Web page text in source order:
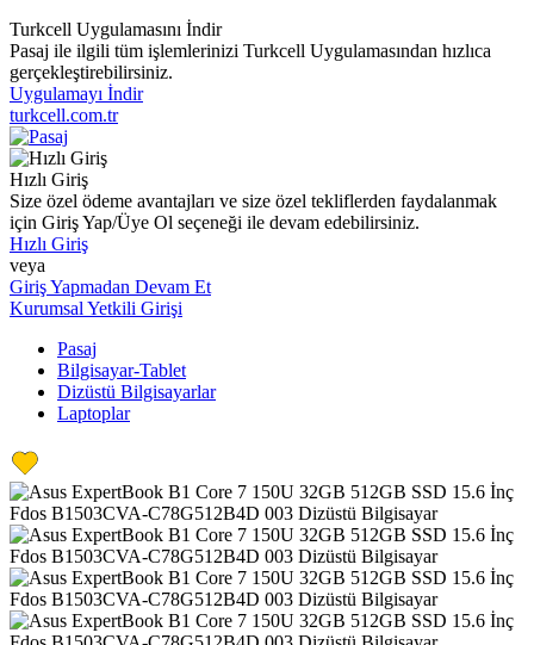
Turkcell Uygulamasını İndir
Pasaj ile ilgili tüm işlemlerinizi Turkcell Uygulamasından hızlıca
gerçekleştirebilirsiniz.
Uygulamayı İndir
turkcell.com.tr
Hızlı Giriş
Size özel ödeme avantajları ve size özel tekliflerden faydalanmak
için Giriş Yap/Üye Ol seçeneği ile devam edebilirsiniz.
Hızlı Giriş
veya
Giriş Yapmadan Devam Et
Kurumsal Yetkili Girişi
Pasaj
Bilgisayar-Tablet
Dizüstü Bilgisayarlar
Laptoplar